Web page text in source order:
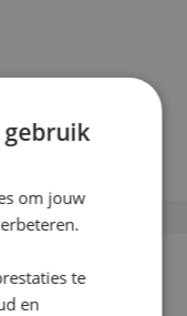
gebruik
om jouw
te
en